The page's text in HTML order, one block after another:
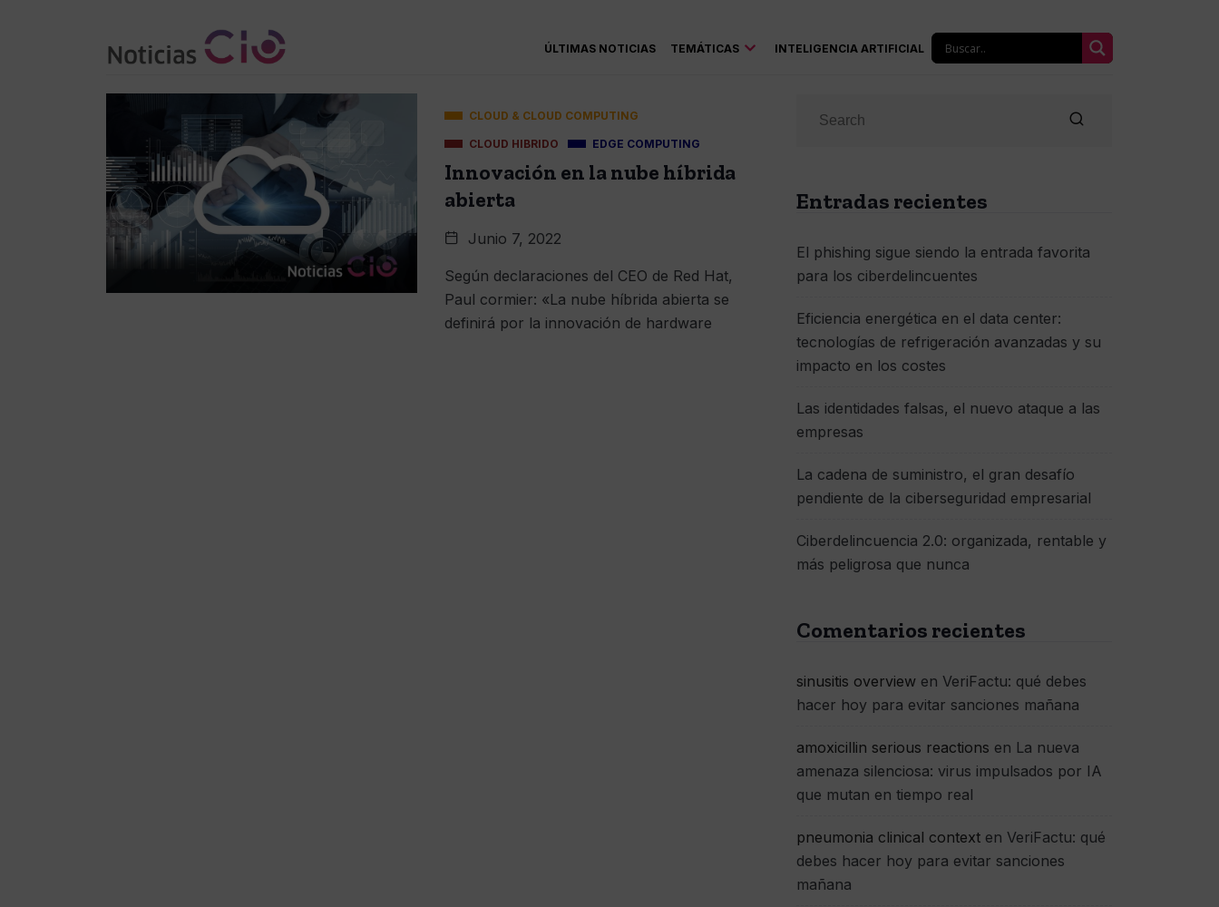
ÚLTIMAS NOTICIAS TEMÁTICAS INTELIGENCIA ARTIFICIAL
CLOUD & CLOUD COMPUTING
CLOUD HIBRIDO EDGE COMPUTING
Innovación en la nube híbrida
abierta
Junio 7, 2022
Según declaraciones del CEO de Red Hat,
Paul cormier: «La nube híbrida abierta se
definirá por la innovación de hardware
Entradas recientes
El phishing sigue siendo la entrada favorita
para los ciberdelincuentes
Eficiencia energética en el data center:
tecnologías de refrigeración avanzadas y su
impacto en los costes
Las identidades falsas, el nuevo ataque a las
empresas
La cadena de suministro, el gran desafío
pendiente de la ciberseguridad empresarial
Ciberdelincuencia 2.0: organizada, rentable y
más peligrosa que nunca
Comentarios recientes
sinusitis overview en VeriFactu: qué debes
hacer hoy para evitar sanciones mañana
amoxicillin serious reactions en La nueva
amenaza silenciosa: virus impulsados por IA
que mutan en tiempo real
pneumonia clinical context en VeriFactu: qué
debes hacer hoy para evitar sanciones
mañana